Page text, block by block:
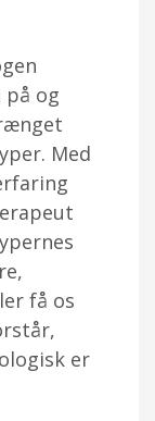
på og
Med
få os
er